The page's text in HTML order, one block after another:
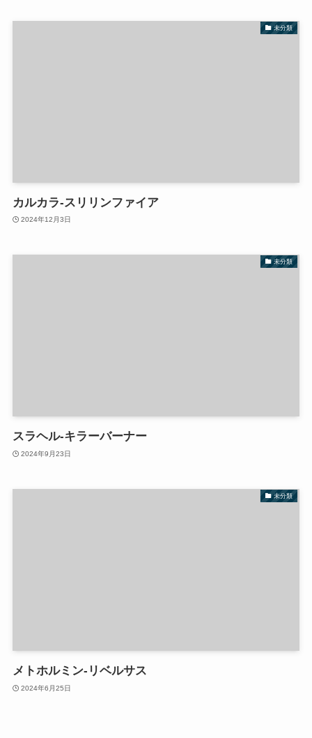
未分類
カルカラ-スリリンファイア
2024年12月3日
未分類
スラヘル-キラーバーナー
2024年9月23日
未分類
メトホルミン-リベルサス
2024年6月25日